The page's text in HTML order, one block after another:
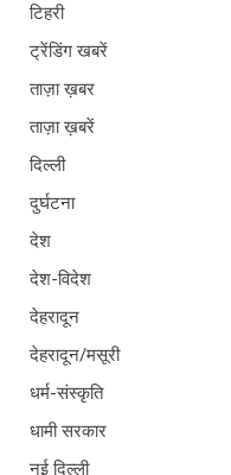
टिहरी
ट्रेंडिंग खबरें
ताज़ा ख़बर
ताज़ा ख़बरें
दिल्ली
दुर्घटना
देश
देश-विदेश
देहरादून
देहरादून/मसूरी
धर्म-संस्कृति
धामी सरकार
नई दिल्ली